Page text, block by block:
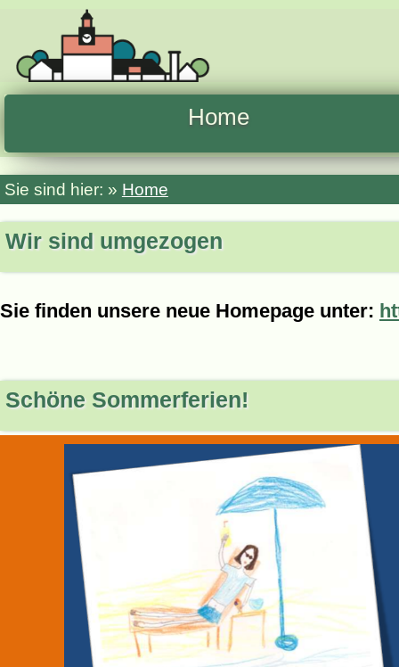
Home
Sie sind hier: » Home
Wir sind umgezogen
Sie finden unsere neue Homepage unter:
Schöne Sommerferien!